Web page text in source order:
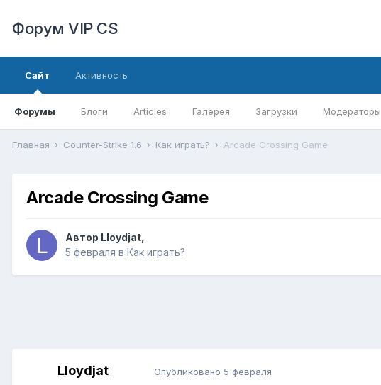
Форум VIP CS
Сайт
Форумы Блоги Articles Галерея Загрузки Модераторы
Активность
Главная Counter-Strike 1.6 Как играть? Arcade Crossing Game
Arcade Crossing Game
Автор Lloydjat
5 февраля в Как играть?
Lloydjat Опубликовано 5 февраля